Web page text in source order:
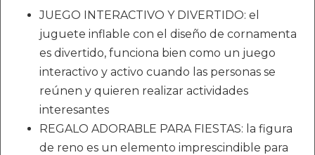
JUEGO INTERACTIVO Y DIVERTIDO: el
juguete inflable con el diseño de cornamenta
es divertido, funciona bien como un juego
interactivo y activo cuando las personas se
reúnen y quieren realizar actividades
interesantes
REGALO ADORABLE PARA FIESTAS: la figura
de reno es un elemento imprescindible para